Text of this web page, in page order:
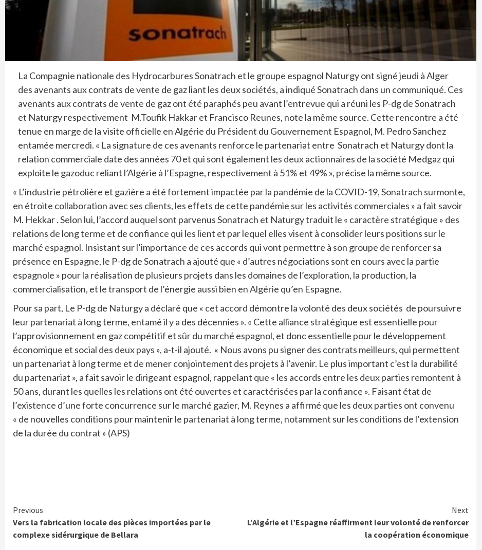
La Compagnie nationale des Hydrocarbures Sonatrach et le groupe espagnol Naturgy ont signé jeudi à Alger
des avenants aux contrats de vente de gaz liant les deux sociétés, a indiqué Sonatrach dans un communiqué. Ces
avenants aux contrats de vente de gaz ont été paraphés peu avant l’entrevue qui a réuni les P-dg de Sonatrach
et Naturgy respectivement M.Toufik Hakkar et Francisco Reunes, note la même source. Cette rencontre a été
tenue en marge de la visite officielle en Algérie du Président du Gouvernement Espagnol, M. Pedro Sanchez
entamée mercredi. « La signature de ces avenants renforce le partenariat entre Sonatrach et Naturgy dont la
relation commerciale date des années 70 et qui sont également les deux actionnaires de la société Medgaz qui
exploite le gazoduc reliant l’Algérie à l’Espagne, respectivement à 51% et 49% », précise la même source.
« L’industrie pétrolière et gazière a été fortement impactée par la pandémie de la COVID-19, Sonatrach surmonte,
en étroite collaboration avec ses clients, les effets de cette pandémie sur les activités commerciales » a fait savoir
M. Hekkar . Selon lui, l’accord auquel sont parvenus Sonatrach et Naturgy traduit le « caractère stratégique » des
relations de long terme et de confiance qui les lient et par lequel elles visent à consolider leurs positions sur le
marché espagnol. Insistant sur l’importance de ces accords qui vont permettre à son groupe de renforcer sa
présence en Espagne, le P-dg de Sonatrach a ajouté que « d’autres négociations sont en cours avec la partie
espagnole » pour la réalisation de plusieurs projets dans les domaines de l’exploration, la production, la
commercialisation, et le transport de l’énergie aussi bien en Algérie qu’en Espagne.
Pour sa part, Le P-dg de Naturgy a déclaré que « cet accord démontre la volonté des deux sociétés de poursuivre
leur partenariat à long terme, entamé il y a des décennies ». « Cette alliance stratégique est essentielle pour
l’approvisionnement en gaz compétitif et sûr du marché espagnol, et donc essentielle pour le développement
économique et social des deux pays », a-t-il ajouté. « Nous avons pu signer des contrats meilleurs, qui permettent
un partenariat à long terme et de mener conjointement des projets à l’avenir. Le plus important c’est la durabilité
du partenariat », a fait savoir le dirigeant espagnol, rappelant que « les accords entre les deux parties remontent à
50 ans, durant les quelles les relations ont été ouvertes et caractérisées par la confiance ». Faisant état de
l’existence d’une forte concurrence sur le marché gazier, M. Reynes a affirmé que les deux parties ont convenu
« de nouvelles conditions pour maintenir le partenariat à long terme, notamment sur les conditions de l’extension
de la durée du contrat » (APS)
Continue
Reading
Previous
Vers la fabrication locale des pièces importées par le
complexe sidérurgique de Bellara
Next
L’Algérie et l’Espagne réaffirment leur volonté de renforcer
la coopération économique